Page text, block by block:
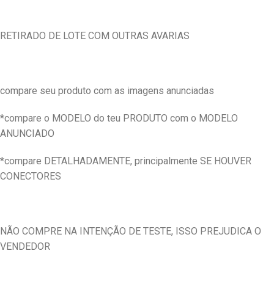
RETIRADO DE LOTE COM OUTRAS AVARIAS
compare seu produto com as imagens anunciadas
*compare o MODELO do teu PRODUTO com o MODELO
ANUNCIADO
*compare DETALHADAMENTE, principalmente SE HOUVER
CONECTORES
NÃO COMPRE NA INTENÇÃO DE TESTE, ISSO PREJUDICA O
VENDEDOR